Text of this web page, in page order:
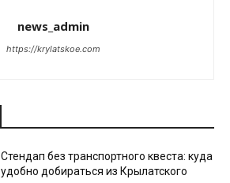
news_admin
https://krylatskoe.com
Стендап без транспортного квеста: куда
удобно добираться из Крылатского